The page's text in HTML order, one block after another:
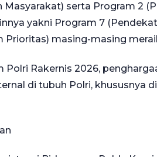
serta Program 2
yakni Program 7
Prioritas) masing-masing
Rakernis 2026,
di tubuh Polri, khususnya